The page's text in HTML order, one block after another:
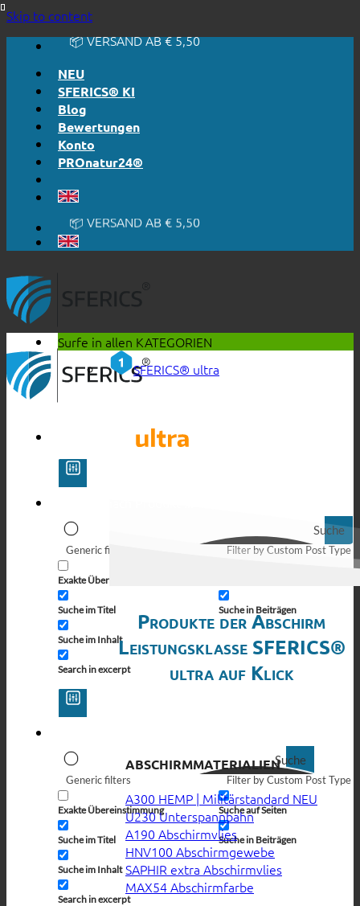
Skip to content🔆 EHRLICH. TRANSPARENT.
📦 VERSAND AB € 5,50
NEU
SFERICS® KI
Blog
Bewertungen
Konto
PROnatur24®
🔆 EINFACH. FUNKTIONIERT.
🔆 EHRLICH. TRANSPARENT.
📦 VERSAND AB € 5,50
🔖 KAUF AUF RECHNUNG
Suche
Generic filters
Exakte Übereinstimmung
Suche im Titel
Suche im Inhalt
Search in excerpt
Filter by Custom Post Type
Suche in Beiträgen
Suche
Generic filters
Exakte Übereinstimmung
Suche im Titel
Suche im Inhalt
Search in excerpt
Filter by Custom Post Type
Suche auf Seiten
Suche in Beiträgen
Surfe in allen KATEGORIEN
SFERICS® ultra
Produkte der Abschirm
Leistungsklasse SFERICS®
ultra auf Klick
ABSCHIRMMATERIALIEN
A300 HEMP | Militärstandard
U230 Unterspannbahn
A190 Abschirmvlies
HNV100 Abschirmgewebe
SAPHIR extra Abschirmvlies
MAX54 Abschirmfarbe